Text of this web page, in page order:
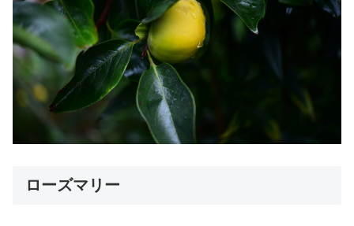
ローズマリー